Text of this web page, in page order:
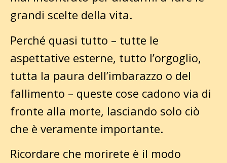
grandi scelte della vita.
Perché quasi tutto – tutte le
aspettative esterne, tutto l’orgoglio,
tutta la paura dell’imbarazzo o del
fallimento – queste cose cadono via di
fronte alla morte, lasciando solo ciò
che è veramente importante.
Ricordare che morirete è il modo